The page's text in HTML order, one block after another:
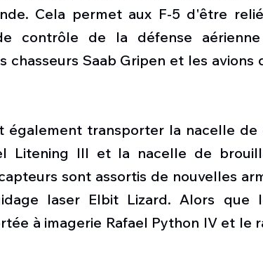
Cela permet aux F-5 d'être
contrôle de la défense
chasseurs Saab Gripen et les avions
également transporter la nacelle
Litening III et la nacelle de
sont assortis de nouvelles
laser Elbit Lizard. Alors que
à imagerie Rafael Python IV et le